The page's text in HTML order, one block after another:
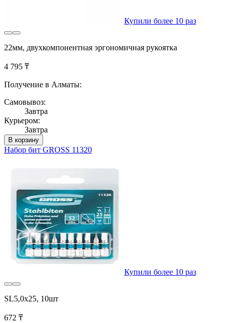
Купили более 10 раз
22мм, двухкомпонентная эргономичная рукоятка
4 795 ₸
Получение в Алматы:
Самовывоз:
Завтра
Курьером:
Завтра
В корзину
Набор бит GROSS 11320
Купили более 10 раз
SL5,0х25, 10шт
672 ₸